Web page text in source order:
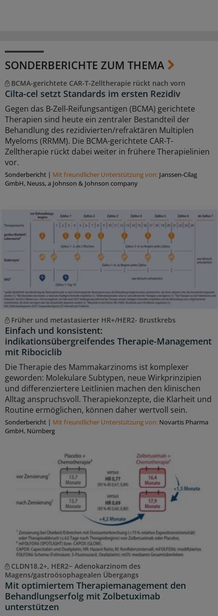
SONDERBERICHTE ZUM THEMA
BCMA-gerichtete CAR-T-Zelltherapie rückt nach vorn
Cilta-cel setzt Standards im ersten Rezidiv
Gegen das B-Zell-Reifungsantigen (BCMA) gerichtete
Therapien sind heute ein zentraler Bestandteil der
Behandlung des rezidivierten/refraktären Multiplen
Myeloms (RRMM). Die BCMA-gerichtete CAR-T-
Zelltherapie rückt dabei weiter in frühere Therapielinien
vor.
Sonderbericht | Mit freundlicher Unterstützung von: Janssen-Cilag
GmbH, Neuss, a Johnson & Johnson company
Früher und metastasierter HR+/HER2- Brustkrebs
Einfach und konsistent:
indikationsübergreifendes Therapie-Management
mit Ribociclib
Die Therapie des Mammakarzinoms ist komplexer
geworden: Molekulare Subtypen, neue Wirkprinzipien
und differenziertere Leitlinien machen den klinischen
Alltag anspruchsvoll. Therapiekonzepte, die Klarheit und
Routine ermöglichen, können daher wertvoll sein.
Sonderbericht | Mit freundlicher Unterstützung von: Novartis Pharma
GmbH, Nürnberg
CLDN18.2+, HER2− Adenokarzinom des
Magens/gastroösophagealen Übergangs
Mit optimiertem Therapiemanagement den
Behandlungserfolg mit Zolbetuximab
unterstützen